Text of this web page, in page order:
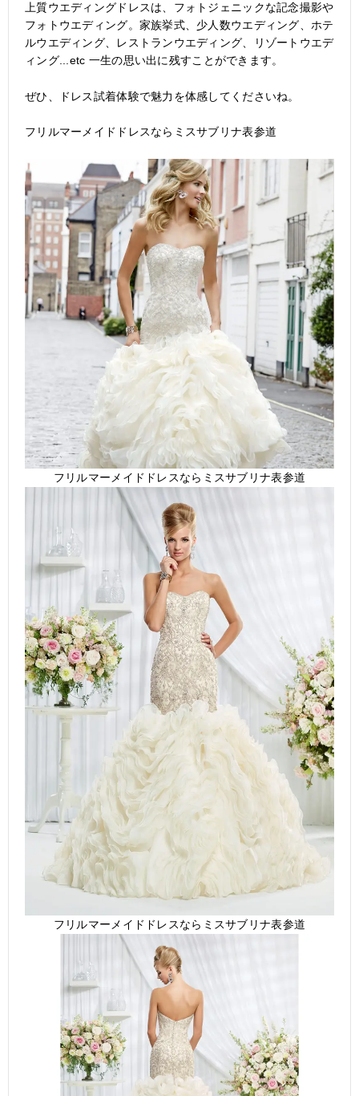
上質ウエディングドレスは、フォトジェニックな記念撮影や
フォトウエディング。家族挙式、少人数ウエディング、ホテ
ルウエディング、レストランウエディング、リゾートウエデ
ィング...etc 一生の思い出に残すことができます。
ぜひ、 ドレス試着体験で魅力を体感してくださいね。
フリルマーメイドドレスならミスサブリナ表参道
フリルマーメイドドレスならミスサブリナ表参道
フリルマーメイドドレスならミスサブリナ表参道